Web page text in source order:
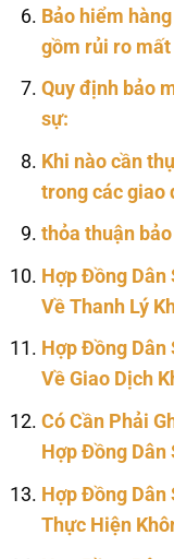
Bảo hiểm
gồm rủi ro
Quy định bảo
sự:
Khi nào cần
trong các giao
thỏa thuận
Hợp Đồng Dân
Về Thanh Lý
Hợp Đồng Dân
Về Giao Dịch
Có Cần Phải
Hợp Đồng Dân
Hợp Đồng Dân
Thực Hiện